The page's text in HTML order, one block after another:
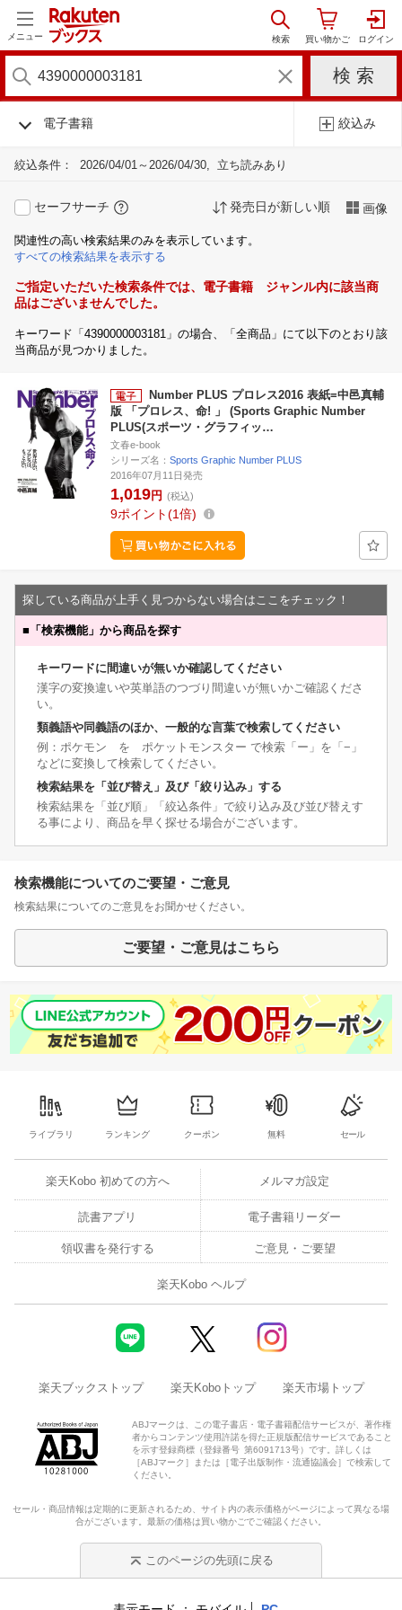
メニュー
電子書籍 絞込み
絞込条件： 2026/04/01～2026/04/30 立ち読みあり
セーフサーチ 発売日が新しい順 画像
関連性の高い検索結果のみを表示しています。
すべての検索結果を表示する
ご指定いただいた検索条件では、電子書籍 ジャンル内に該当商
品はございませんでした。
キーワード「4390000003181」の場合、「全商品」にて以下のとおり該
当商品が見つかりました。
Number PLUS プロレス2016 表紙=中邑真輔
版 「プロレス、命! 」 (Sports Graphic Number
PLUS(スポーツ・グラフィッ…
文春e-book
シリーズ名： Sports Graphic Number PLUS
2016年07月11日発売
1,019円 (税込)
9ポイント 1倍
探している商品が上手く見つからない場合はここをチェック！
■ 「検索機能」から商品を探す
キーワードに間違いが無いか確認してください
漢字の変換違いや英単語のつづり間違いが無いかご確認くださ
い。
類義語や同義語のほか、一般的な言葉で検索してください
例：ポケモン を ポケットモンスター で検索「ー」を「−」
などに変換して検索してください。
検索結果を「並び替え」及び「絞り込み」する
検索結果を「並び順」「絞込条件」で絞り込み及び並び替えす
る事により、商品を早く探せる場合がございます。
検索機能についてのご要望・ご意見
検索結果についてのご意見をお聞かせください。
ご要望・ご意見はこちら
ライブラリ ランキング クーポン 無料 セール
楽天Kobo 初めての方へ メルマガ設定
読書アプリ 電子書籍リーダー
領収書を発行する ご意見・ご要望
楽天Kobo ヘルプ
楽天ブックストップ 楽天Koboトップ 楽天市場トップ
ABJマークは、この電子書店・電子書籍配信サービスが、著作権
者からコンテンツ使用許諾を得た正規版配信サービスであること
を示す登録商標（登録番号 第6091713号）です。詳しくは
［ABJマーク］または［電子出版制作・流通協議会］で検索して
ください。
セール・商品情報は定期的に更新されるため、サイト内の表示価格がページによって異なる場
合がございます。最新の価格は買い物かごでご確認ください。
このページの先頭に戻る